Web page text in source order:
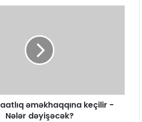
əməkhaqqına keçilir -
Nələr dəyişəcək?